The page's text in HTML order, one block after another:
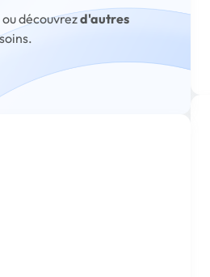
découvrezd'autres